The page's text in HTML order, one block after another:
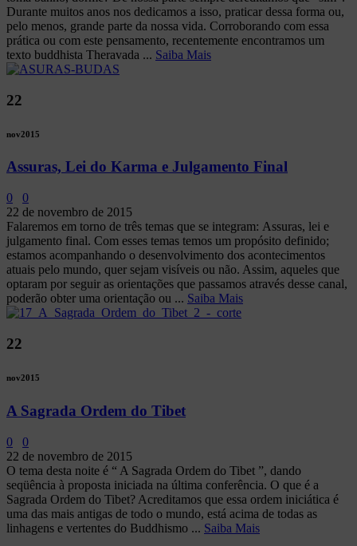
Durante muitos anos nos dedicamos a isso, praticar dessa forma ou,
pelo menos, grande parte da nossa vida. Corroborando com essa
prática ou com este pensamento, recentemente encontramos um
texto buddhista Theravada ... Saiba Mais
22
nov2015
Assuras, Lei do Karma e Julgamento Final
0
0
22 de novembro de 2015
Falaremos em torno de três temas que se integram: Assuras, lei e
julgamento final. Com esses temas temos um propósito definido;
estamos acompanhando o desenvolvimento dos acontecimentos
atuais pelo mundo, quer sejam visíveis ou não. Assim, aqueles que
optaram por seguir as orientações que passamos através desse canal,
poderão obter uma orientação ou ... Saiba Mais
22
nov2015
A Sagrada Ordem do Tibet
0
0
22 de novembro de 2015
O tema desta noite é “ A Sagrada Ordem do Tibet ”, dando
seqüência à proposta iniciada na última conferência. O que é a
Sagrada Ordem do Tibet? Acreditamos que essa ordem iniciática é
uma das mais antigas de todo o mundo, está acima de todas as
linhagens e vertentes do Buddhismo ... Saiba Mais